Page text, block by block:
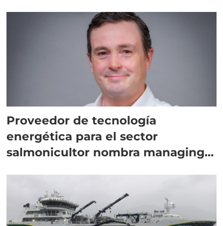
Proveedor de tecnología
energética para el sector
salmonicultor nombra managing